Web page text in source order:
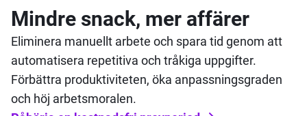
Mindre snack, mer affärer
Eliminera manuellt arbete och spara tid genom att
automatisera repetitiva och tråkiga uppgifter.
Förbättra produktiviteten, öka anpassningsgraden
och höj arbetsmoralen.